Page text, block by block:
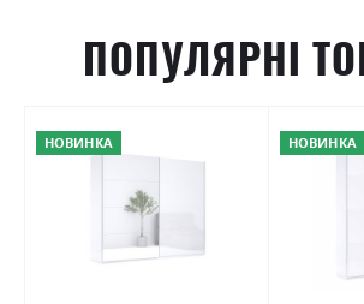
ПОПУЛЯРНІ
НОВИНКА НОВИНКА